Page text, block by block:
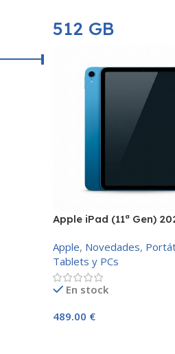
512 GB
Apple iPad (11ª Gen)
Apple, Novedades,
Tablets y PCs
En stock
489.00 €